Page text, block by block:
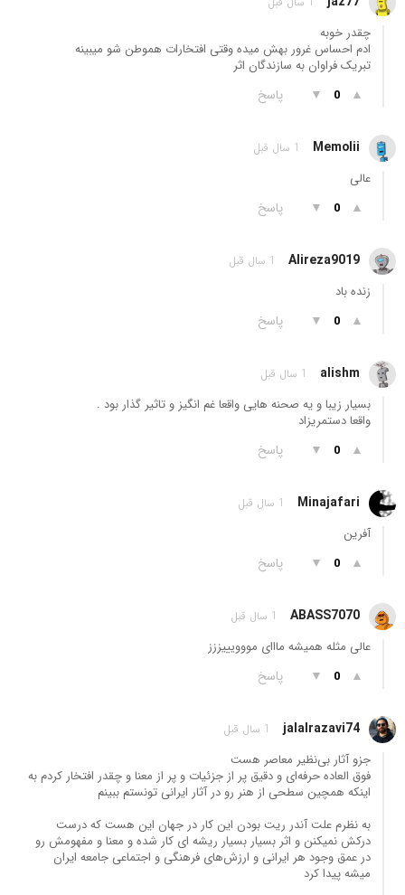
چقدر خوبه
ادم احساس غرور بهش میده وقتی افتخارات هموطن شو میبینه
تبریک فراوان به سازندگان اثر
▲
0
▼ پاسخ
Memolii 1 سال قبل
عالی
▲
0
▼ پاسخ
Alireza9019 1 سال قبل
زنده باد
▲
0
▼ پاسخ
alishm 1 سال قبل
بسیار زیبا و یه صحنه هایی واقعا غم انگیز و تاثیر گذار بود .
واقعا دستمریزاد
▲
0
▼ پاسخ
Minajafari 1 سال قبل
آفرین
▲
0
▼ پاسخ
ABASS7070 1 سال قبل
عالی مثله همیشه مااای مووویییززز
▲
0
▼ پاسخ
jalalrazavi74 1 سال قبل
جزو آثار بی‌نظیر معاصر هست
فوق العاده حرفه‌ای و دقیق پر از جزئیات و پر از معنا و چقدر افتخار کردم به
اینکه همچین سطحی از هنر رو در آثار ایرانی تونستم ببینم
به نظرم علت آندر ریت بودن این کار در جهان این هست که درست
درکش نمیکنن و اثر بسیار بسیار ریشه ای کار شده و معنا و مفهومش رو
در عمق وجود هر ایرانی و ارزش‌های فرهنگی و اجتماعی جامعه ایران
میشه پیدا کرد